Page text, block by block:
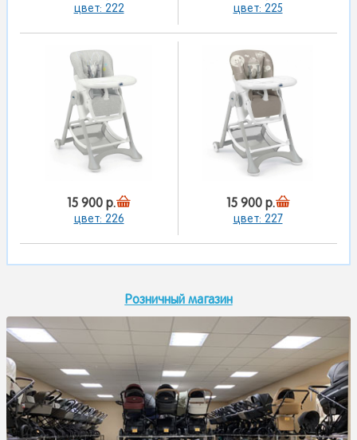
цвет: 222 цвет: 225
15 900 р.
цвет: 226
15 900 р.
цвет: 227
Розничный магазин